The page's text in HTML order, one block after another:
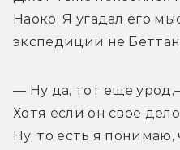
Наоко. Я угадал его
экспедиции не
— Ну да, тот еще
Хотя если он свое
Ну, то есть я